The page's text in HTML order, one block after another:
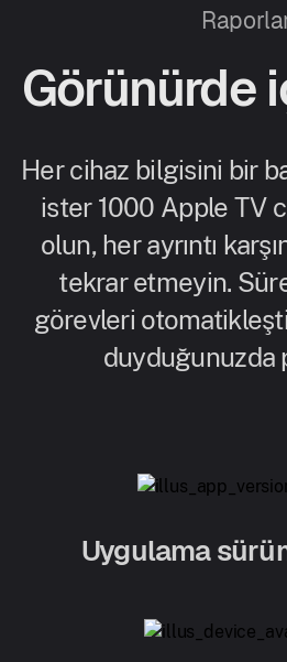
Görünürde
Her cihaz bilgisini bir
ister 1000 Apple TV
olun, her ayrıntı
tekrar etmeyin.
görevleri
duyduğunuzda
Uygulama